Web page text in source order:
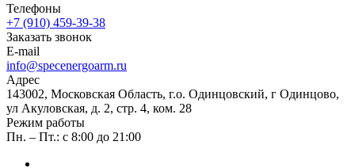
Телефоны
+7 (910) 459-39-38
Заказать звонок
E-mail
info@specenergoarm.ru
Адрес
143002, Московская Область, г.о. Одинцовский, г Одинцово,
ул Акуловская, д. 2, стр. 4, ком. 28
Режим работы
Пн. – Пт.: с 8:00 до 21:00